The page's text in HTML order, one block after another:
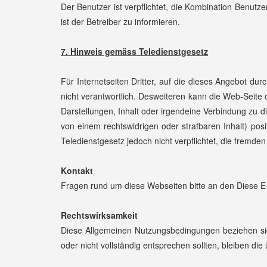
Der Benutzer ist verpflichtet, die Kombination
ist der Betreiber zu informieren.
7. Hinweis gemäss Teledienstgesetz
Für Internetseiten Dritter, auf die dieses Angebot
nicht verantwortlich. Desweiteren kann die Web-
Darstellungen, Inhalt oder irgendeine Verbindung zu
von einem rechtswidrigen oder strafbaren Inhalt)
Teledienstgesetz jedoch nicht verpflichtet, die
Kontakt
Fragen rund um diese Webseiten bitte an den Diese
Rechtswirksamkeit
Diese Allgemeinen Nutzungsbedingungen beziehen
oder nicht vollständig entsprechen sollten, bleiben